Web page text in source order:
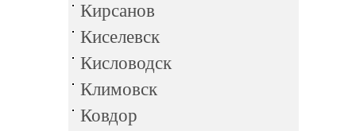
Кирсанов
Киселевск
Кисловодск
Климовск
Ковдор